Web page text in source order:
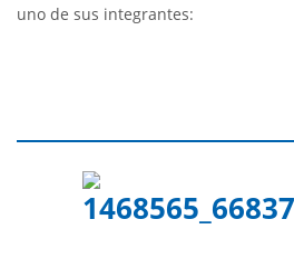
uno de sus integrantes: